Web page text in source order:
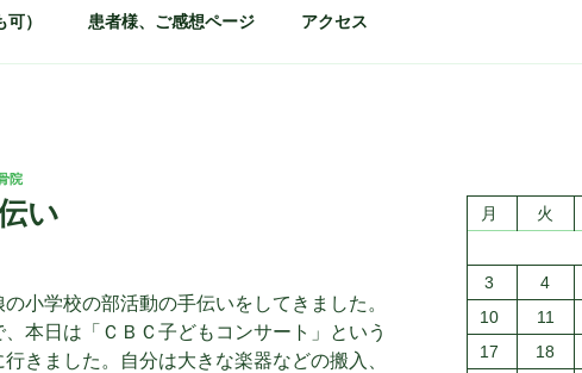
） 患者様、ご感想ページ アクセス
院
い
小学校の部活動の手伝いをしてきました。
本日は「ＣＢＣ子どもコンサート」という
きました。自分は大きな楽器などの搬入、
月 火
3
4
10
11
17
18